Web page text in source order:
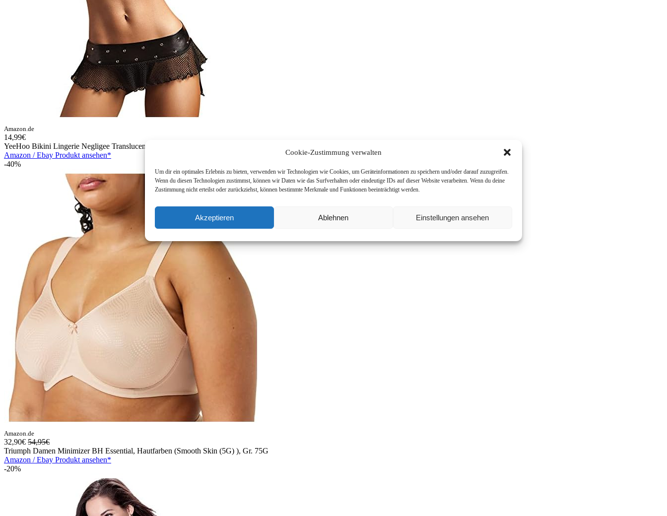
Amazon.de
14,99€
YeeHoo Bikini Lingerie Negligee Translucent Babydolls BH Minirock Clubwear Dessous
Amazon / Ebay Produkt ansehen*
-40%
Amazon.de
32,90€ 54,95€
Triumph Damen Minimizer BH Essential, Hautfarben (Smooth Skin (5G) ), Gr. 75G
Amazon / Ebay Produkt ansehen*
-20%
Cookie-Zustimmung verwalten
Um dir ein optimales Erlebnis zu bieten, verwenden wir Technologien wie Cookies, um Geräteinformationen zu speichern und/oder darauf zuzugreifen.
Wenn du diesen Technologien zustimmst, können wir Daten wie das Surfverhalten oder eindeutige IDs auf dieser Website verarbeiten. Wenn du deine
Zustimmung nicht erteilst oder zurückziehst, können bestimmte Merkmale und Funktionen beeinträchtigt werden.
Akzeptieren Ablehnen Einstellungen ansehen